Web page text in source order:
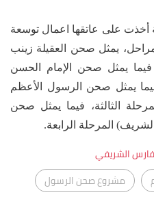
أخذت على عاتقها اعمال توسعة
يمثل صحن العقيلة زينب
فيما يمثل صحن الإمام الحسن
فيما يمثل صحن الرسول الأعظم
الثالثة، فيما يمثل صحن
المرحلة الرابعة.
فارس الشريفي
مشروع صحن الرسول